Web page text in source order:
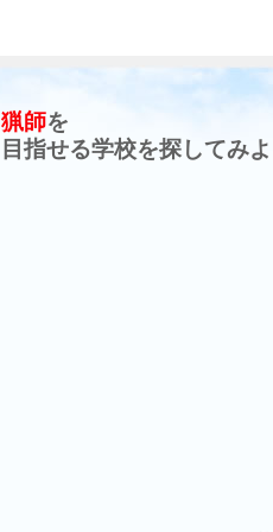
猟師を
目指せる学校を探してみ